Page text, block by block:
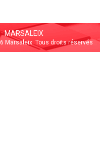
MARSALEIX
Marsaleix. Tous droits réservés